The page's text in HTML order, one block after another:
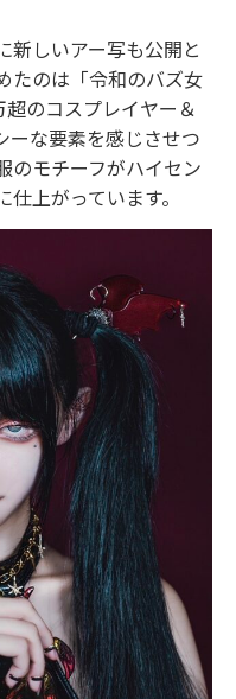
新しいアー写も公開と
たのは「令和のバズ⼥
のコスプレイヤー＆
ーな要素を感じさせつ
のモチーフがハイセン
上がっています。